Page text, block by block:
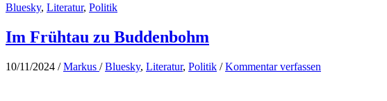
Narzissmus
politischer
Kultur
Bluesky, Literatur, Politik
Im Frühtau zu Buddenbohm
10/11/2024 /Markus /Bluesky, Literatur, Politik /Kommentar verfassen